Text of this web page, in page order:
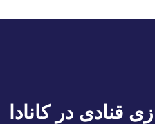
قنادی در کانادا